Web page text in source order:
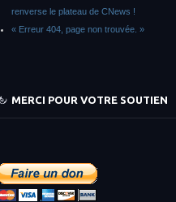
renverse le plateau de CNews !
« Erreur 404, page non trouvée. »
MERCI POUR VOTRE SOUTIEN